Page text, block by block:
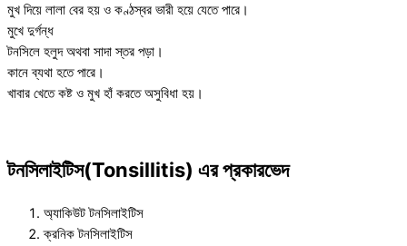
মুখ দিয়ে লালা বের হয় ও কণ্ঠস্বর ভারী হয়ে যেতে পারে।
মুখে দুর্গন্ধ
টনসিলে হলুদ অথবা সাদা স্তর পড়া।
কানে ব্যথা হতে পারে।
খাবার খেতে কষ্ট ও মুখ হাঁ করতে অসুবিধা হয়।
টনসিলাইটিস(Tonsillitis) এর প্রকারভেদ
অ্যাকিউট টনসিলাইটিস
ক্রনিক টনসিলাইটিস